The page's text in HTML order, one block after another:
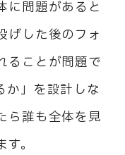
に問題があると
げした後のフォ
ることが問題で
か」を設計しな
ら誰も全体を見
。